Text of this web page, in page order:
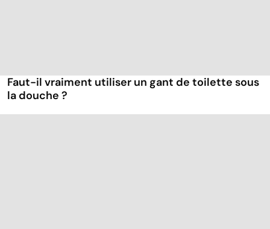
Faut-il vraiment utiliser un gant de toilette sous
la douche ?